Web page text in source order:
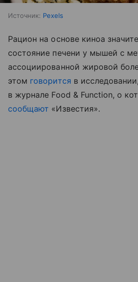
Источник: Pexels
Рацион на основе киноа
состояние печени у мышей с
ассоциированной жировой
этом говорится в
в журнале Food & Function, о
сообщают «Известия».